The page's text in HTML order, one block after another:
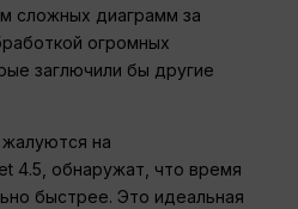
сложных диаграмм за
огромных
заглючили бы другие
на
4.5, обнаружат, что время
быстрее. Это идеальная